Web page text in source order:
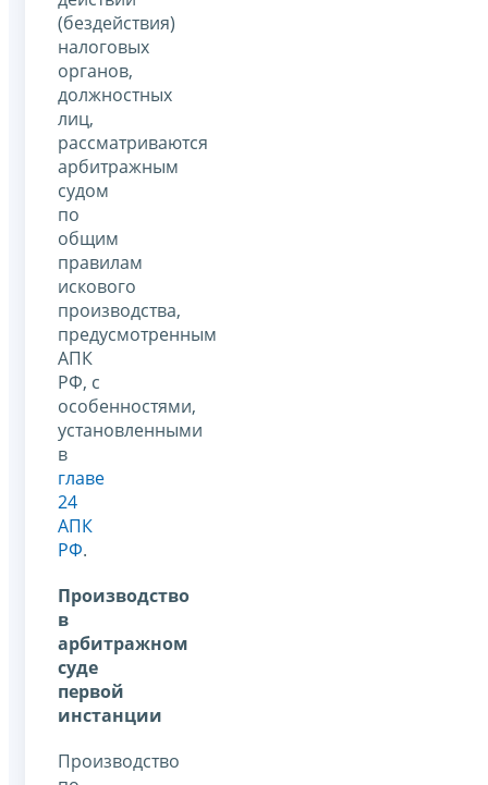
(бездействия)
налоговых
органов,
должностных
лиц,
рассматриваются
арбитражным
судом
по
общим
правилам
искового
производства,
предусмотренным
АПК
РФ, с
особенностями,
установленными
в
главе
24
АПК
РФ.
Производство
в
арбитражном
суде
первой
инстанции
Производство